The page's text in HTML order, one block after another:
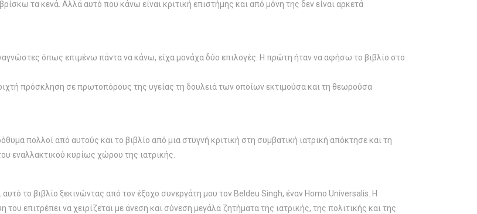
τα κενά. Αλλά αυτό που κάνω είναι κριτική επιστήμης και από μόνη της δεν είναι αρκετά
όπως επιμένω πάντα να κάνω, είχα μονάχα δύο επιλογές. Η πρώτη ήταν να αφήσω το βιβλίο στο
πρόσκληση σε πρωτοπόρους της υγείας τη δουλειά των οποίων εκτιμούσα και τη θεωρούσα
πολλοί από αυτούς και το βιβλίο από μια στυγνή κριτική στη συμβατική ιατρική απόκτησε και τη
εναλλακτικού κυρίως χώρου της ιατρικής.
το βιβλίο ξεκινώντας από τον έξοχο συνεργάτη μου τον Beldeu Singh, έναν Homo Universalis. Η
του επιτρέπει να χειρίζεται με άνεση και σύνεση μεγάλα ζητήματα της ιατρικής, της πολιτικής και της